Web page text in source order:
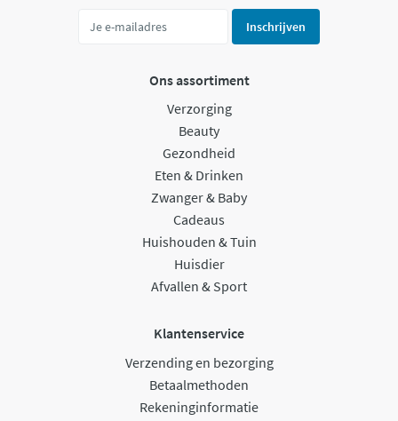
Inschrijven
Ons assortiment
Verzorging
Beauty
Gezondheid
Eten & Drinken
Zwanger & Baby
Cadeaus
Huishouden & Tuin
Huisdier
Afvallen & Sport
Klantenservice
Verzending en bezorging
Betaalmethoden
Rekeninginformatie